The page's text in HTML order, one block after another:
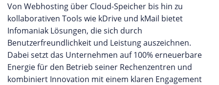
Von Webhosting über Cloud-Speicher bis hin zu
kollaborativen Tools wie kDrive und kMail bietet
Infomaniak Lösungen, die sich durch
Benutzerfreundlichkeit und Leistung auszeichnen.
Dabei setzt das Unternehmen auf 100% erneuerbare
Energie für den Betrieb seiner Rechenzentren und
kombiniert Innovation mit einem klaren Engagement